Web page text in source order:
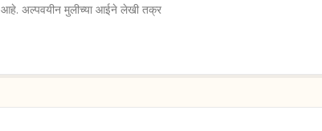
आहे. अल्पवयीन मुलीच्या आईने लेखी तक्र